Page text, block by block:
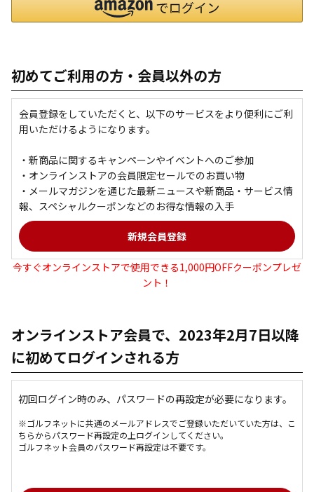
初めてご利用の方・会員以外の方
会員登録をしていただくと、以下のサービスをより便利にご利
用いただけるようになります。
・新商品に関するキャンペーンやイベントへのご参加
・オンラインストアの会員限定セールでのお買い物
・メールマガジンを通じた最新ニュースや新商品・サービス情
報、スペシャルクーポンなどのお得な情報の入手
今すぐオンラインストアで使用できる1,000円OFFクーポンプレゼ
ント！
オンラインストア会員で、2023年2月7日以降
に初めてログインされる方
初回ログイン時のみ、パスワードの再設定が必要になります。
※ゴルフネットに共通のメールアドレスでご登録いただいていた方は、こ
ちらからパスワード再設定の上ログインしてください。
ゴルフネット会員のパスワード再設定は不要です。